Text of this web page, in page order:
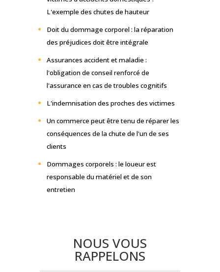
L'exemple des chutes de hauteur
Doit du dommage corporel : la réparation
des préjudices doit être intégrale
Assurances accident et maladie :
l'obligation de conseil renforcé de
l'assurance en cas de troubles cognitifs
L'indemnisation des proches des victimes
Un commerce peut être tenu de réparer les
conséquences de la chute de l'un de ses
clients
Dommages corporels : le loueur est
responsable du matériel et de son
entretien
NOUS VOUS
RAPPELONS